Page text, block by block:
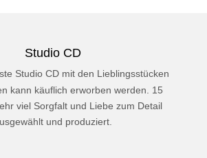
Studio CD
Studio CD mit den Lieblingsstücken
kann käuflich erworben werden. 15
viel Sorgfalt und Liebe zum Detail
und produziert.